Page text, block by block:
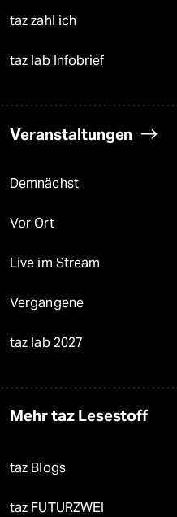
taz zahl ich
taz lab Infobrief
Veranstaltungen
Demnächst
Vor Ort
Live im Stream
Vergangene
taz lab 2027
Mehr taz Lesestoff
taz Blogs
taz FUTURZWEI